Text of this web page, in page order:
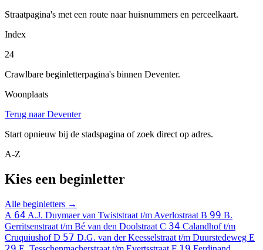
Straatpagina's met een route naar huisnummers en perceelkaart.
Index
24
Crawlbare beginletterpagina's binnen Deventer.
Woonplaats
Terug naar Deventer
Start opnieuw bij de stadspagina of zoek direct op adres.
A-Z
Kies een beginletter
Alle beginletters →
A 64 A.J. Duymaer van Twiststraat t/m Averlostraat B 99 B.
Gerritsenstraat t/m Bé van den Doolstraat C 34 Calandhof t/m
CruquiushofD 57 D.G. van der Keesselstraat t/m Duurstedeweg E